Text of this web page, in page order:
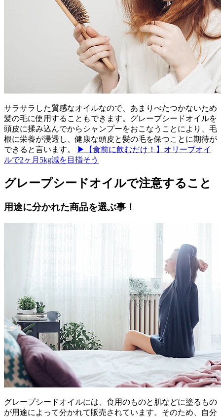
サラサラした質感なオイルなので、あまりべたつかないため
髪の毛に使用することもできます。グレープシードオイルを
頭皮に揉み込んでからシャンプーをおこなうことにより、毛
根に栄養が浸透し、健康な頭皮と髪の毛を保つことに期待が
できると言います。
▶【食前に飲むだけ！】オリーブオイ
ルで2ヶ月5kg減を目指そう
グレープシードオイルで注意すること
用途に分かれた商品を選ぶ事！
グレープシードオイルには、食用のものと肌などに塗るもの
が用途によって分かれて販売されています。そのため、自分